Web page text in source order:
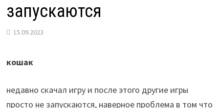
запускаются
15.09.2023
кошак
недавно скачал игру и после этого другие игры
просто не запускаются, наверное проблема в том что